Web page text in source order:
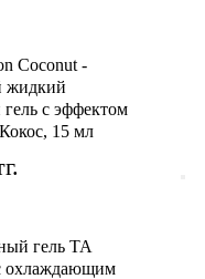
Coconut -
жидкий
с эффектом
15 мл
гель TA
охлаждающим